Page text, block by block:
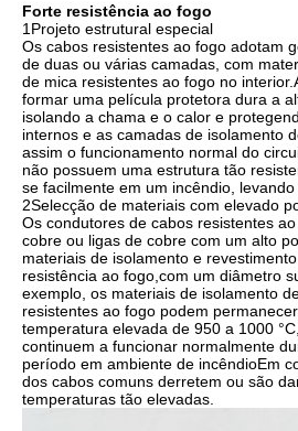
Forte resistência ao fogo
1Projeto estrutural especial
Os cabos resistentes ao fogo adotam
de duas ou várias camadas, com
de mica resistentes ao fogo no
formar uma película protetora dura a
isolando a chama e o calor e
internos e as camadas de isolamento
assim o funcionamento normal do
não possuem uma estrutura tão
se facilmente em um incêndio,
2Selecção de materiais com elevado
Os condutores de cabos resistentes
cobre ou ligas de cobre com um alto
materiais de isolamento e
resistência ao fogo,com um diâmetro
exemplo, os materiais de isolamento
resistentes ao fogo podem
temperatura elevada de 950 a 1000
continuem a funcionar normalmente
período em ambiente de incêndioEm
dos cabos comuns derretem ou são
temperaturas tão elevadas.